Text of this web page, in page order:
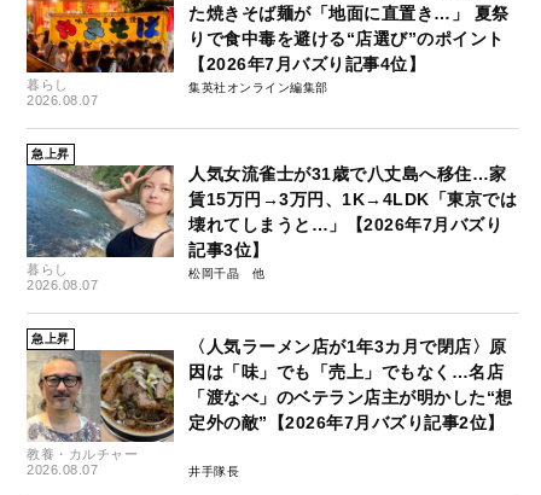
暮らし
2026.08.07
た焼きそば麺が「地面に直置き…」 夏祭
りで食中毒を避ける“店選び”のポイント
【2026年7月バズり記事4位】
集英社オンライン編集部
急上昇
暮らし
2026.08.07
人気女流雀士が31歳で八丈島へ移住…家
賃15万円→3万円、1K→4LDK「東京では
壊れてしまうと…」【2026年7月バズり
記事3位】
松岡千晶
急上昇
教養・カルチャー
2026.08.07
〈人気ラーメン店が1年3カ月で閉店〉原
因は「味」でも「売上」でもなく…名店
「渡なべ」のベテラン店主が明かした“想
定外の敵”【2026年7月バズり記事2位】
井手隊長